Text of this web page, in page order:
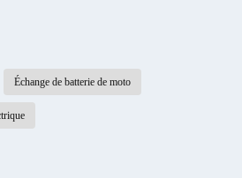
Échange de batterie de moto